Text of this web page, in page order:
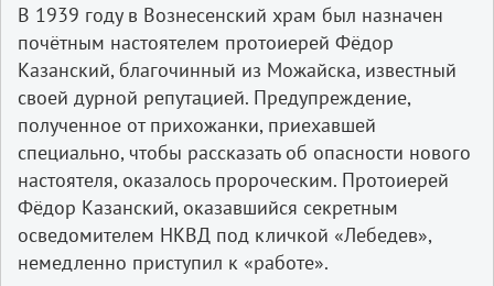
В 1939 году в Вознесенский храм был назначен
почётным настоятелем протоиерей Фёдор
Казанский, благочинный из Можайска, известный
своей дурной репутацией. Предупреждение,
полученное от прихожанки, приехавшей
специально, чтобы рассказать об опасности нового
настоятеля, оказалось пророческим. Протоиерей
Фёдор Казанский, оказавшийся секретным
осведомителем НКВД под кличкой «Лебедев»,
немедленно приступил к «работе».